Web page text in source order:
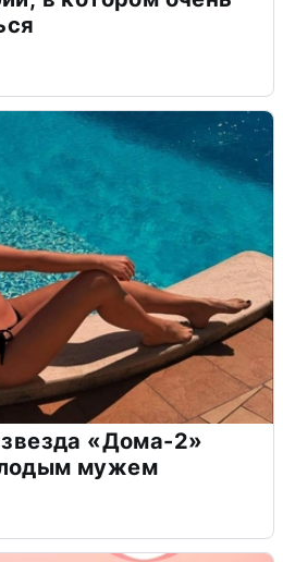
«Дома-2»
мужем